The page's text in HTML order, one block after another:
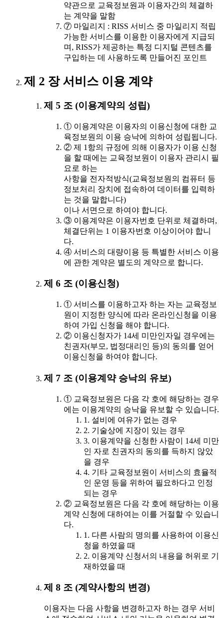
약관으로 교육정보원과 이용자간의 체결하
는 계약을 말함
⑦ 마일리지 : RISS 서비스 중 마일리지 적립
가능한 서비스를 이용한 이용자에게 지급되
며, RISS가 제공하는 특정 디지털 콘텐츠를
구입하는 데 사용하도록 만들어진 포인트
제 2 장 서비스 이용 계약
제 5 조 (이용계약의 성립)
① 이용계약은 이용자의 이용신청에 대한 교
육정보원의 이용 승낙에 의하여 성립됩니다.
② 제 1항의 규정에 의해 이용자가 이용 신청
을 할 때에는 교육정보원이 이용자 관리시 필
요로 하는
사항을 전자적방식(교육정보원의 컴퓨터 등
정보처리 장치에 접속하여 데이터를 입력하
는 것을 말합니다)
이나 서면으로 하여야 합니다.
③ 이용계약은 이용자번호 단위로 체결하며,
체결단위는 1 이용자번호 이상이어야 합니
다.
④ 서비스의 대량이용 등 특별한 서비스 이용
에 관한 계약은 별도의 계약으로 합니다.
제 6 조 (이용신청)
① 서비스를 이용하고자 하는 자는 교육정보
원이 지정한 양식에 따라 온라인신청을 이용
하여 가입 신청을 해야 합니다.
② 이용신청자가 14세 미만인자일 경우에는
친권자(부모, 법정대리인 등)의 동의를 얻어
이용신청을 하여야 합니다.
제 7 조 (이용계약 승낙의 유보)
① 교육정보원은 다음 각 호에 해당하는 경우
에는 이용계약의 승낙을 유보할 수 있습니다.
1. 설비에 여유가 없는 경우
2. 기술상에 지장이 있는 경우
3. 이용계약을 신청한 사람이 14세 미만
인 자로 친권자의 동의를 득하지 않았
을 경우
4. 기타 교육정보원이 서비스의 효율적
인 운영 등을 위하여 필요하다고 인정
되는 경우
② 교육정보원은 다음 각 호에 해당하는 이용
계약 신청에 대하여는 이를 거절할 수 있습니
다.
1. 다른 사람의 명의를 사용하여 이용신
청을 하였을 때
2. 이용계약 신청서의 내용을 허위로 기
재하였을 때
제 8 조 (계약사항의 변경)
이용자는 다음 사항을 변경하고자 하는 경우 서비